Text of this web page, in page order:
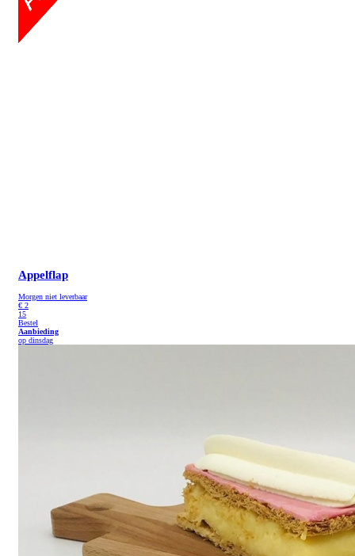
Appelflap
Morgen niet leverbaar
€ 2
15
Bestel
Aanbieding
op dinsdag